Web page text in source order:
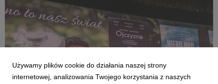
Używamy plików cookie do działania naszej strony
internetowej, analizowania Twojego korzystania z naszych